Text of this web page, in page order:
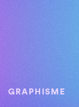
GRAPHISME